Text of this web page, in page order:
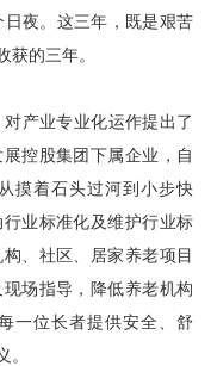
夜。这三年，既是艰苦
的三年。
产业专业化运作提出了
控股集团下属企业，自
摸着石头过河到小步快
业标准化及维护行业标
、社区、居家养老项目
场指导，降低养老机构
一位长者提供安全、舒